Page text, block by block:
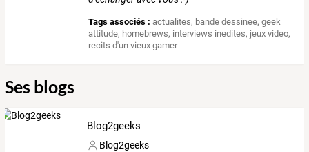
Tags associés : actualites, bande dessinee,geek
attitude, homebrews, interviews inedites, jeux video,
recits d'un vieux gamer
Ses blogs
Blog2geeks
Blog2geeks